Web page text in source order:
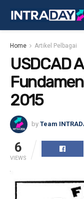
Home Artikel Pelbagai
USDCAD
2015
by Team
6
VIEWS